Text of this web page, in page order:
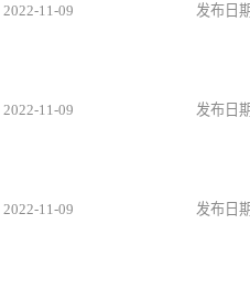
2022-11-09
2022-11-09
2022-11-09